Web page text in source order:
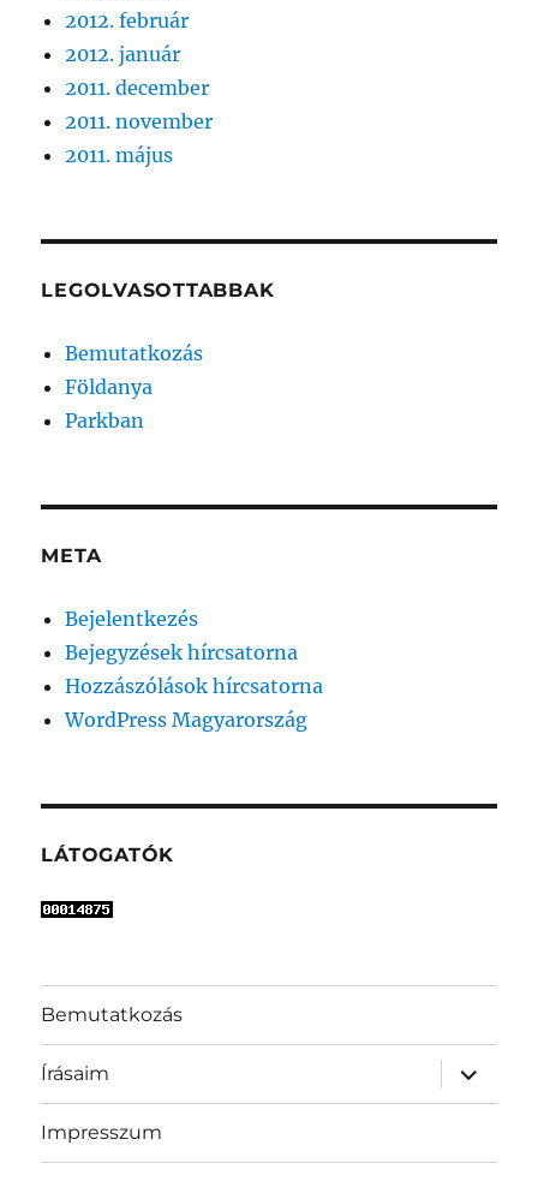
2012. február
2012. január
2011. december
2011. november
2011. május
LEGOLVASOTTABBAK
Bemutatkozás
Földanya
Parkban
META
Bejelentkezés
Bejegyzések hírcsatorna
Hozzászólások hírcsatorna
WordPress Magyarország
LÁTOGATÓK
Bemutatkozás
Írásaim
almenü
Impresszum